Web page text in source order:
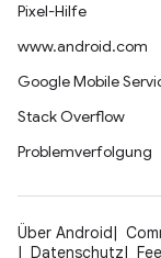
Pixel-Hilfe
www.android.com
Google Mobile
Stack Overflow
Problemverfolgung
Über Android
Datenschutz